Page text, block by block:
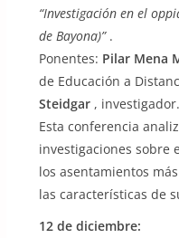
“Investigación en el
de Bayona)”.
Ponentes: Pilar Mena
de Educación a
Steidgar, investigador.
Esta conferencia
investigaciones sobre
los asentamientos
las características de
12 de diciembre: